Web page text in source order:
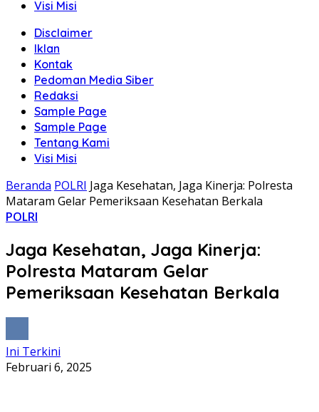
Visi Misi
Disclaimer
Iklan
Kontak
Pedoman Media Siber
Redaksi
Sample Page
Sample Page
Tentang Kami
Visi Misi
Beranda POLRI Jaga Kesehatan, Jaga Kinerja: Polresta
Mataram Gelar Pemeriksaan Kesehatan Berkala
POLRI
Jaga Kesehatan, Jaga Kinerja:
Polresta Mataram Gelar
Pemeriksaan Kesehatan Berkala
Ini Terkini
Februari 6, 2025